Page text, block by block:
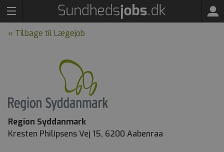
« Tilbage til Lægejob
Region Syddanmark
Kresten Philipsens Vej 15, 6200 Aabenraa